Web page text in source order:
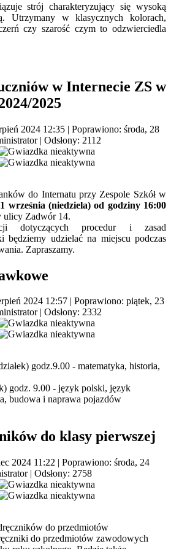
strój charakteryzujący się wysoką
Utrzymany w klasycznych kolorach,
czy szarość czym to odzwierciedla
w Internecie ZS w
2025
2024 12:35 | Poprawiono: środa, 28
| Odsłony: 2112
do Internatu przy Zespole Szkół w
1 września (niedziela) od godziny 16:00
ulicy Zadwór 14.
dotyczących procedur i zasad
będziemy udzielać na miejscu podczas
Zapraszamy.
2024 12:57
Poprawiono: piątek, 23
| Odsłony: 2332
godz.9.00 - matematyka, historia,
godz. 9.00 - język polski, język
budowa i naprawa pojazdów
do klasy pierwszej
2024 11:22 | Poprawiono: środa, 24
| Odsłony: 2758
do przedmiotów
do przedmiotów zawodowych